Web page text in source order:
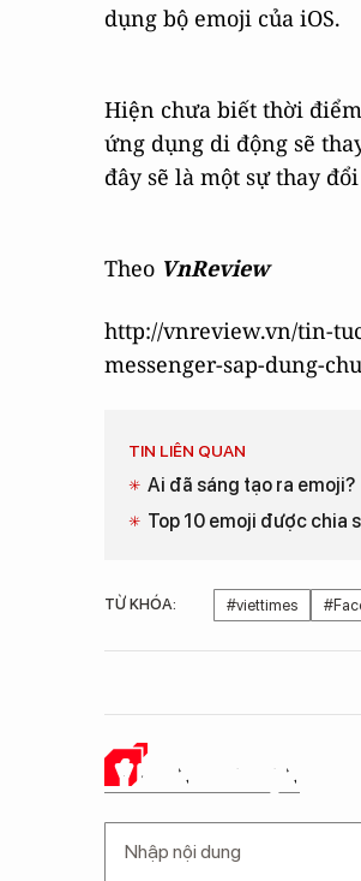
dụng bộ emoji của iOS.
Hiện chưa biết thời
ứng dụng di động sẽ
đây sẽ là một sự thay
Theo VnReview
http://vnreview.vn/tin-
messenger-sap-dung-
TIN LIÊN QUAN
Ai đã sáng tạo ra emoji?
Top 10 emoji được chia
TỪ KHÓA: #viettimes
Ý KIẾN CỦA BẠN